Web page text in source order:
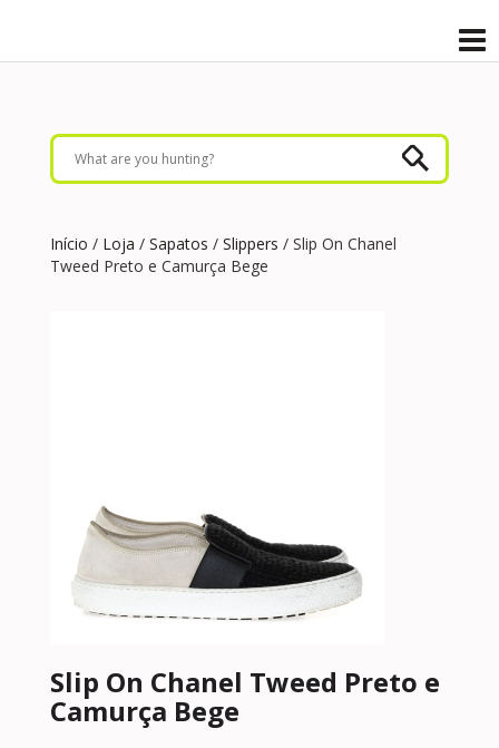
Início / Loja / Sapatos / Slippers / Slip On Chanel
Tweed Preto e Camurça Bege
Slip On Chanel Tweed Preto e
Camurça Bege